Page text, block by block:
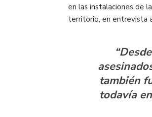
en las instalaciones de
territorio, en entrevista
también
todavía